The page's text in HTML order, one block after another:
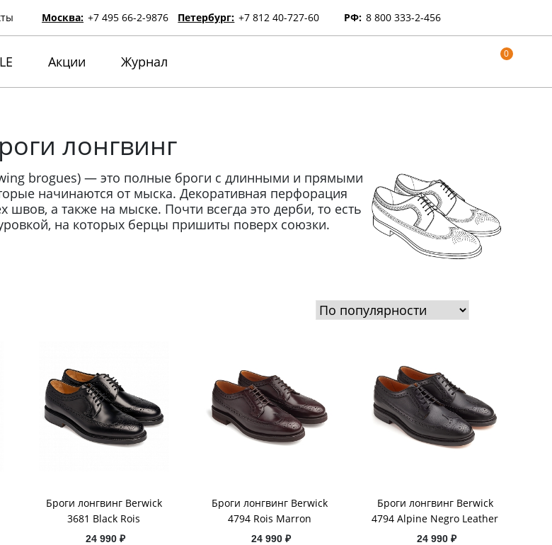
Москва: +7 495 66-2-9876 Петербург: +7 812 40-727-60 РФ: 8 800 333-2-456
Акции Журнал 0
лонгвинг
brogues) — это полные броги с длинными и прямыми
начинаются от мыска. Декоративная перфорация
швов, а также на мыске. Почти всегда это дерби, то есть
на которых берцы пришиты поверх союзки.
Броги лонгвинг Berwick
3681 Black Rois
24 990 ₽
Броги лонгвинг Berwick
4794 Rois Marron
24 990 ₽
Броги лонгвинг Berwick
4794 Alpine Negro Leather
24 990 ₽